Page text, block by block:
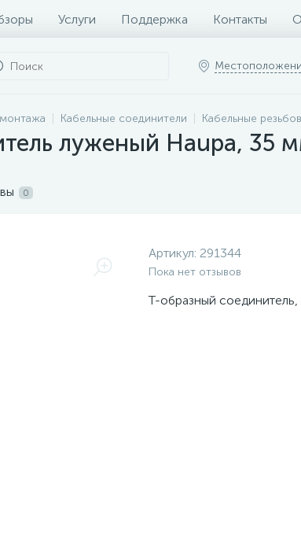
Услуги Поддержка Контакты
Кабельные соединители Kабельные
луженый Haupa, 35
0
Артикул: 291344
Пока нет отзывов
Т-образный